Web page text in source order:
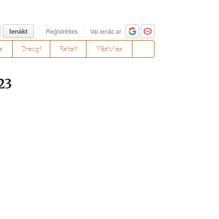
Ienākt Reģistrēties Vai ienāc ar
Draugi Raksti Vēstules